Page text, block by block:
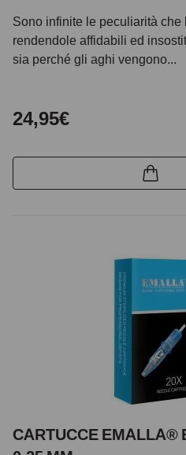
Sono infinite le peculiarità
rendendole affidabili ed
sia perché gli aghi vengono...
24,95€
CARTUCCE EMALLA®